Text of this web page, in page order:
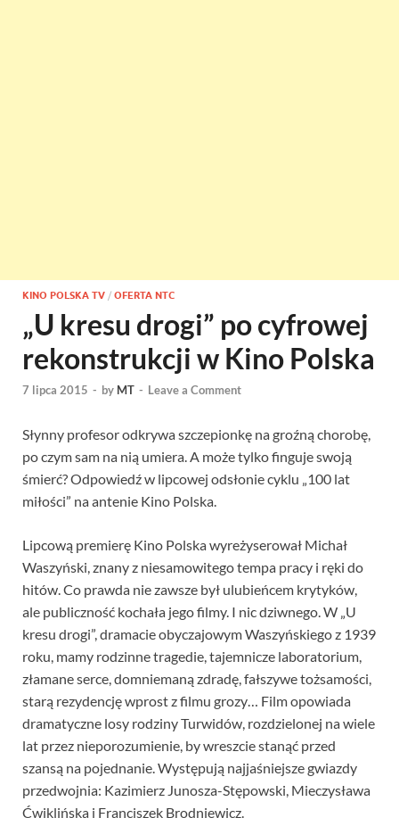
KINO POLSKA TV / OFERTA NTC
„U kresu drogi” po cyfrowej
rekonstrukcji w Kino Polska
7 lipca 2015 - by MT - Leave a Comment
Słynny profesor odkrywa szczepionkę na groźną chorobę,
po czym sam na nią umiera. A może tylko finguje swoją
śmierć? Odpowiedź w lipcowej odsłonie cyklu „100 lat
miłości” na antenie Kino Polska.
Lipcową premierę Kino Polska wyreżyserował Michał
Waszyński, znany z niesamowitego tempa pracy i ręki do
hitów. Co prawda nie zawsze był ulubieńcem krytyków,
ale publiczność kochała jego filmy. I nic dziwnego. W „U
kresu drogi”, dramacie obyczajowym Waszyńskiego z 1939
roku, mamy rodzinne tragedie, tajemnicze laboratorium,
złamane serce, domniemaną zdradę, fałszywe tożsamości,
starą rezydencję wprost z filmu grozy… Film opowiada
dramatyczne losy rodziny Turwidów, rozdzielonej na wiele
lat przez nieporozumienie, by wreszcie stanąć przed
szansą na pojednanie. Występują najjaśniejsze gwiazdy
przedwojnia: Kazimierz Junosza-Stępowski, Mieczysława
Ćwiklińska i Franciszek Brodniewicz.